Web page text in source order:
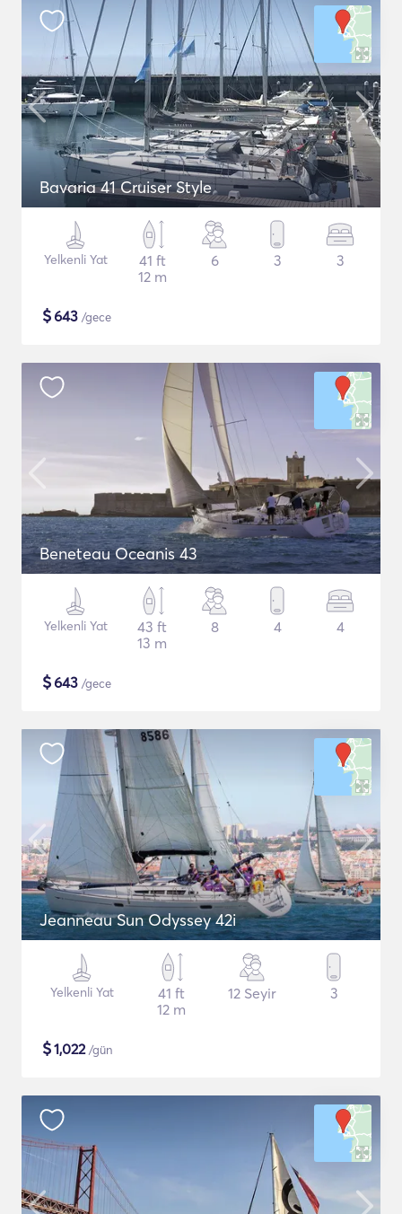
Bavaria 41 Cruiser Style
Yelkenli Yat
41 ft
12 m
6 3 3
$643 /gece
Beneteau Oceanis 43
Yelkenli Yat
43 ft
13 m
8 4 4
$643 /gece
Jeanneau Sun Odyssey 42i
Yelkenli Yat
41 ft
12 m
12 Seyir 3
$1,022/gün